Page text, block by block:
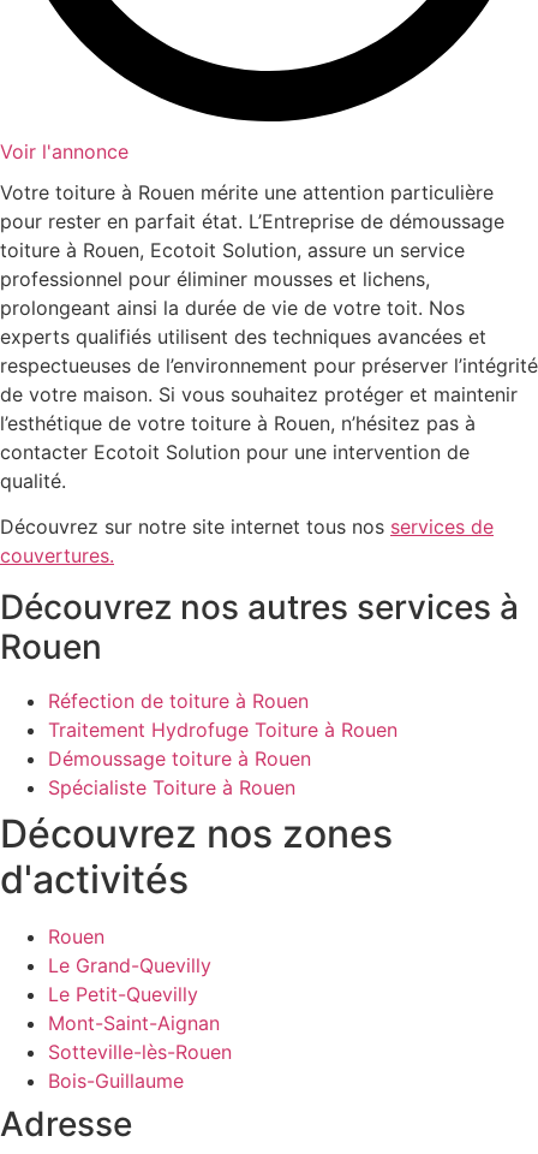
Voir l'annonce
Votre toiture à Rouen mérite une attention particulière
pour rester en parfait état. L’Entreprise de démoussage
toiture à Rouen, Ecotoit Solution, assure un service
professionnel pour éliminer mousses et lichens,
prolongeant ainsi la durée de vie de votre toit. Nos
experts qualifiés utilisent des techniques avancées et
respectueuses de l’environnement pour préserver l’intégrité
de votre maison. Si vous souhaitez protéger et maintenir
l’esthétique de votre toiture à Rouen, n’hésitez pas à
contacter Ecotoit Solution pour une intervention de
qualité.
Découvrez sur notre site internet tous nos services de
couvertures.
Découvrez nos autres services à
Rouen
Réfection de toiture à Rouen
Traitement Hydrofuge Toiture à Rouen
Démoussage toiture à Rouen
Spécialiste Toiture à Rouen
Découvrez nos zones
d'activités
Rouen
Le Grand-Quevilly
Le Petit-Quevilly
Mont-Saint-Aignan
Sotteville-lès-Rouen
Bois-Guillaume
Adresse